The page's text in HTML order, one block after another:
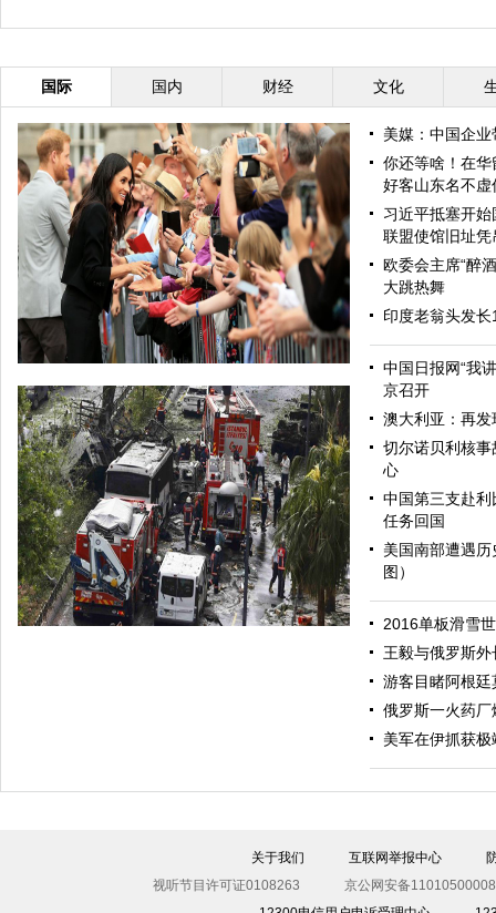
国际 国内 财经 文化
哈里与梅根亮相都柏林街头接受民众欢迎
美媒：中国企
你还等啥！在
好客山东名不虚
习近平抵塞开
联盟使馆旧址凭
欧委会主席“醉
大跳热舞
印度老翁头发
中国日报网“我
京召开
澳大利亚：再
切尔诺贝利核
心
中国第三支赴
任务回国
美国南部遭遇
图）
2016单板滑雪
王毅与俄罗斯
游客目睹阿根
俄罗斯一火药
美军在伊抓获极
关于我们 互联网举报中心
视听节目许可证0108263
京公网安备